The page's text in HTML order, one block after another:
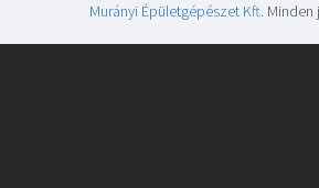
Murányi Épületgépészet Kft. Minden